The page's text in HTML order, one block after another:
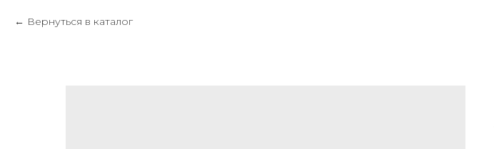
Вернуться в каталог